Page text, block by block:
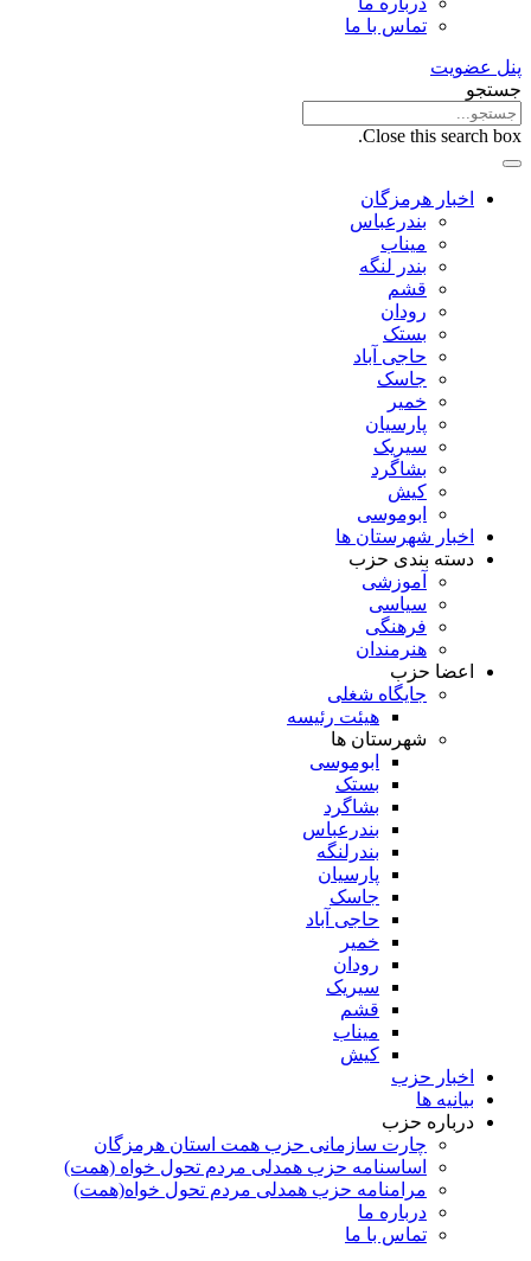
تماس با ما
پنل عضویت
جستجو
Close this search box.
اخبار هرمزگان
بندرعباس
میناب
بندر لنگه
قشم
رودان
بستک
حاجی آباد
جاسک
خمیر
پارسیان
سیریک
بشاگرد
کیش
ابوموسی
اخبار شهرستان ها
دسته بندی حزب
آموزشی
سیاسی
فرهنگی
هنرمندان
اعضا حزب
جایگاه شغلی
هیئت رئیسه
شهرستان ها
ابوموسی
بستک
بشاگرد
بندرعباس
بندرلنگه
پارسیان
جاسک
حاجی آباد
خمیر
رودان
سیریک
قشم
میناب
کیش
اخبار حزب
بیانیه ها
درباره حزب
چارت سازمانی حزب همت استان هرمزگان
اساسنامه حزب همدلی مردم تحول خواه (همت)
مرامنامه حزب همدلی مردم تحول خواه(همت)
درباره ما
تماس با ما